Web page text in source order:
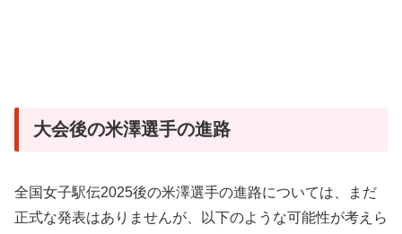
大会後の米澤選手の進路
全国女子駅伝2025後の米澤選手の進路については、まだ
正式な発表はありませんが、以下のような可能性が考えら